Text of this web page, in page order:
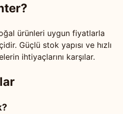
ürünleri uygun fiyatlarla
Güçlü stok yapısı ve hızlı
ihtiyaçlarını karşılar.